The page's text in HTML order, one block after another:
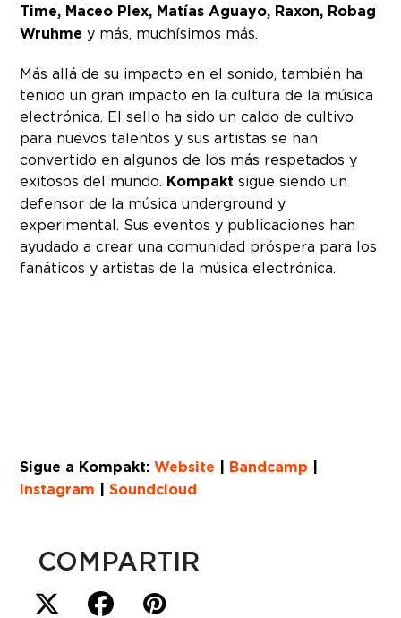
Time, Maceo Plex, Matías Aguayo, Raxon, Robag
Wruhme y más, muchísimos más.
Más allá de su impacto en el sonido, también ha
tenido un gran impacto en la cultura de la música
electrónica. El sello ha sido un caldo de cultivo
para nuevos talentos y sus artistas se han
convertido en algunos de los más respetados y
exitosos del mundo. Kompakt sigue siendo un
defensor de la música underground y
experimental. Sus eventos y publicaciones han
ayudado a crear una comunidad próspera para los
fanáticos y artistas de la música electrónica.
Sigue a Kompakt:Website Bandcamp
Instagram |Soundcloud
COMPARTIR